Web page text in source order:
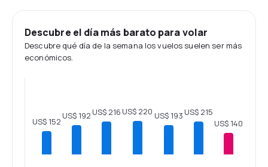
Descubre el día más barato para volar
Descubre qué día de la semana los vuelos suelen ser más
económicos.
US$ 152
US$ 192 US$ 216 US$ 220 US$ 193 US$ 215
US$ 140